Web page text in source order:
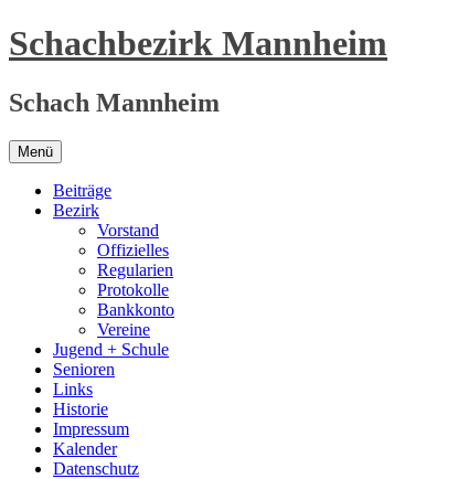
Zum
Inhalt
Schachbezirk Mannheim
Schach Mannheim
Menü
Beiträge
Bezirk
Vorstand
Offizielles
Regularien
Protokolle
Bankkonto
Vereine
Jugend + Schule
Senioren
Links
Historie
Impressum
Kalender
Datenschutz